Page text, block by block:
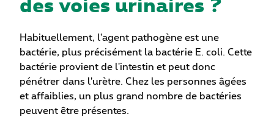
Habituellement, l'agent pathogène est une
bactérie, plus précisément la bactérie E. coli. Cette
bactérie provient de l'intestin et peut donc
pénétrer dans l'urètre. Chez les personnes âgées
et affaiblies, un plus grand nombre de bactéries
peuvent être présentes.